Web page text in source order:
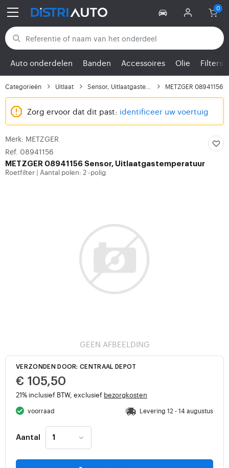
Terug naar categorieën
Auto onderdelen Banden Accessoires Olie Filters
Categorieën Uitlaat METZGER 08941156
Zorg ervoor dat dit past: identificeer uw voertuig
Merk: METZGER
Ref. 08941156
METZGER 08941156 Sensor, Uitlaatgastemperatuur
Roetfilter Aantal polen: 2 -polig
GEEN AFBEELDING
VERZONDEN DOOR: CENTRAAL DEPOT
€ 105,50
21% inclusief BTW, exclusief bezorgkosten
voorraad Levering 12 - 14 augustus
Aantal